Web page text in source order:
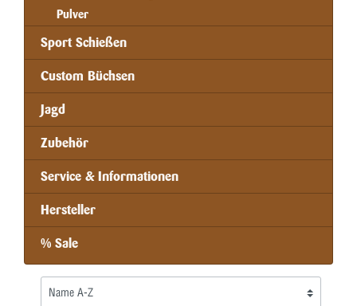
Pulver
Sport Schießen
Custom Büchsen
Jagd
Zubehör
Service & Informationen
Hersteller
% Sale